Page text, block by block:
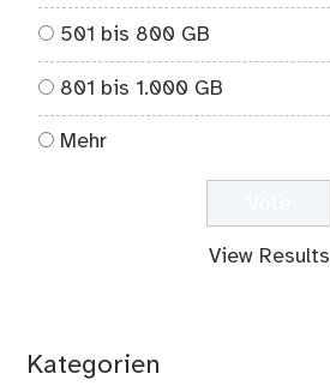
501 bis 800 GB
801 bis 1.000 GB
Mehr
View Results
Kategorien